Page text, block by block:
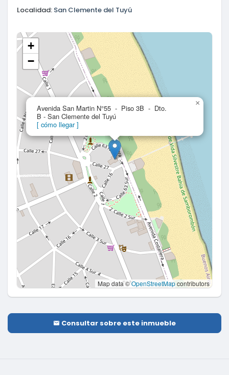
Localidad: San Clemente del Tuyú
Avenida San Martin N°55 - Piso 3B - Dto.
B - San Clemente del Tuyú
[ cómo llegar ]
×
+
−
Map data ©OpenStreetMapcontributors
Consultar sobre este inmueble